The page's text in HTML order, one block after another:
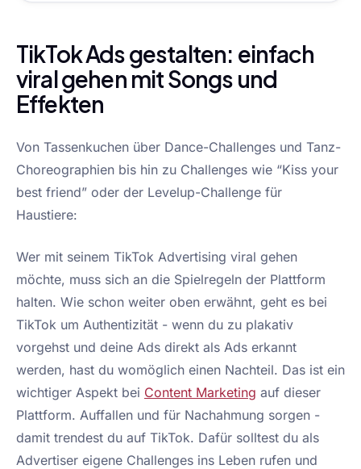
TikTok Ads gestalten: einfach
viral gehen mit Songs und
Effekten
Von Tassenkuchen über Dance-Challenges und Tanz-
Choreographien bis hin zu Challenges wie “Kiss your
best friend” oder der Levelup-Challenge für
Haustiere:
Wer mit seinem TikTok Advertising viral gehen
möchte, muss sich an die Spielregeln der Plattform
halten. Wie schon weiter oben erwähnt, geht es bei
TikTok um Authentizität - wenn du zu plakativ
vorgehst und deine Ads direkt als Ads erkannt
werden, hast du womöglich einen Nachteil. Das ist ein
wichtiger Aspekt bei Content Marketing auf dieser
Plattform. Auffallen und für Nachahmung sorgen -
damit trendest du auf TikTok. Dafür solltest du als
Advertiser eigene Challenges ins Leben rufen und